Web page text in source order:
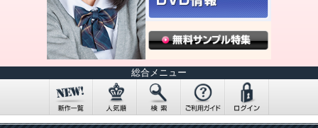
総合メニュー